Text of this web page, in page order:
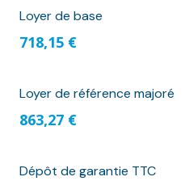
Loyer de base
718,15 €
Loyer de référence majoré
863,27 €
Dépôt de garantie TTC